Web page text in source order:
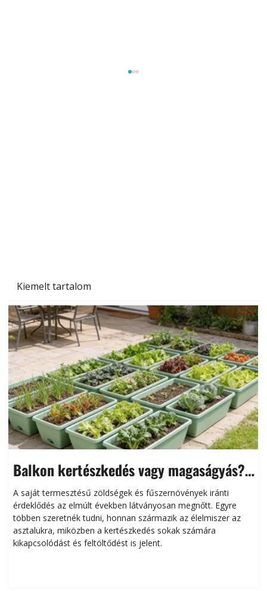
Kiemelt tartalom
Balkon kertészkedés vagy magaságyás?
Helytakarékos kertészkedés
A saját termesztésű zöldségek és fűszernövények iránti
érdeklődés az elmúlt években látványosan megnőtt. Egyre
többen szeretnék tudni, honnan származik az élelmiszer az
asztalukra, miközben a kertészkedés sokak számára
kikapcsolódást és feltöltődést is jelent.